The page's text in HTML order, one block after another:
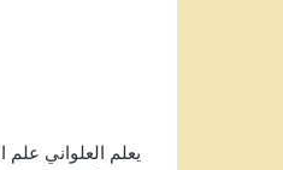
يعلم العلواني